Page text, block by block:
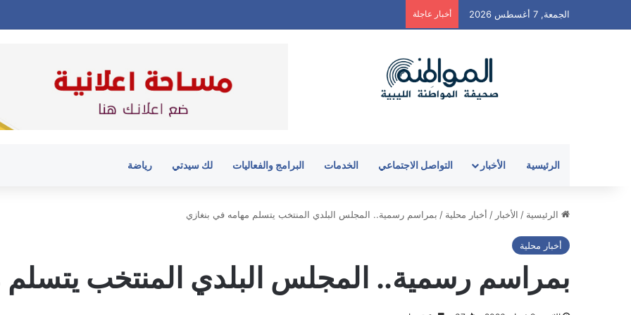
الجمعة, 7 أغسطس 2026 أخبار عاجلة
الرئيسية الأخبار التواصل الاجتماعي الخدمات البرامج والفعاليات لك سيدتي رياضة
الرئيسية / الأخبار / أخبار محلية / بمراسم رسمية.. المجلس البلدي المنتخب يتسلم مهامه في بنغازي
أخبار محلية
بمراسم رسمية.. المجلس البلدي المنتخب يتسلم